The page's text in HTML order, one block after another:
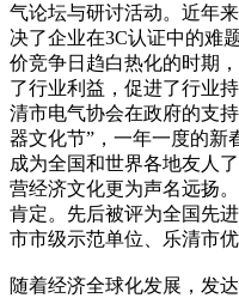
气论坛与研讨活动。近年
决了企业在3C认证中的难
价竞争日趋白热化的时期
了行业利益，促进了行业
清市电气协会在政府的支
器文化节”，一年一度的新
成为全国和世界各地友人
营经济文化更为声名远扬
肯定。先后被评为全国先
市市级示范单位、乐清市优
随着经济全球化发展，发